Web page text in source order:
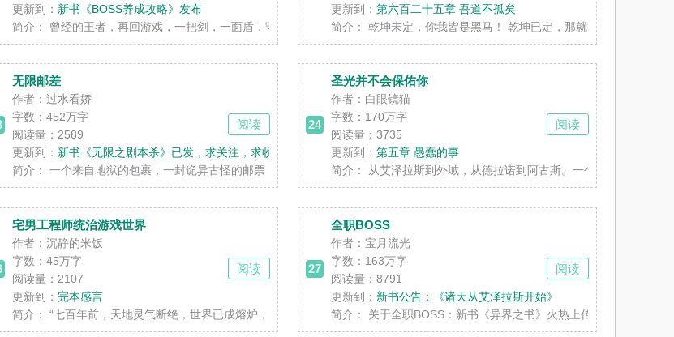
气的直接融了她的符文，没想到刚融完，却……
更新到： 新书《BOSS养成攻略》发布
简介：
曾经的王者，再回游戏，一把剑，一面盾，守护所爱的人。新书《BOSS养成攻略》发布，存稿三十万字......
更新到：第六百二十五章 吾道不孤矣
简介：
乾坤未定，你我皆是黑马！ 乾坤已定，那就扭转乾坤！ 总
式上线。 苏叶重生五年前，脑海里保留着......
无限邮差
作者：过水看娇
字数：452万字
阅读量：2589
更新到： 新书《无限之剧本杀》已发，求关注，求收藏
简介：
一个来自地狱的包裹，一封诡异古怪的邮票，恭喜你成为一名新的邮差，请签收包裹，来体验下死亡的......
阅读 24
圣光并不会保佑你
作者：白眼镜猫
字数： 170万字
阅读量：3735
更新到：第五章 愚蠢的事
简介：
从艾泽拉斯到外域，从德拉诺到阿古斯。一个充满了谎言的
阅读
里任意BOSS。无尽之地、白骨之海、量子空间、......
宅男工程师统治游戏世界
作者：沉静的米饭
字数：45万字
阅读量：2107
更新到： 完本感言
简介：
“七百年前，天地灵气断绝，世界已成熔炉，大能尽为蝼蚁。你还要与天斗，与系统斗，与命运斗，你......
阅读 27
全职BOSS
作者：宝月流光
字数： 163万字
阅读量：8791
更新到： 新书公告：《诸天从艾泽拉斯开始》
简介：
关于全职BOSS：新书《异界之书》火热上传中。本书为本
阅读